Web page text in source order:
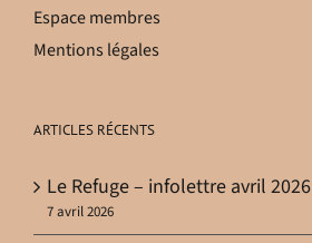
Espace membres
Mentions légales
ARTICLES RÉCENTS
Le Refuge – infolettre avril 2026
7 avril 2026